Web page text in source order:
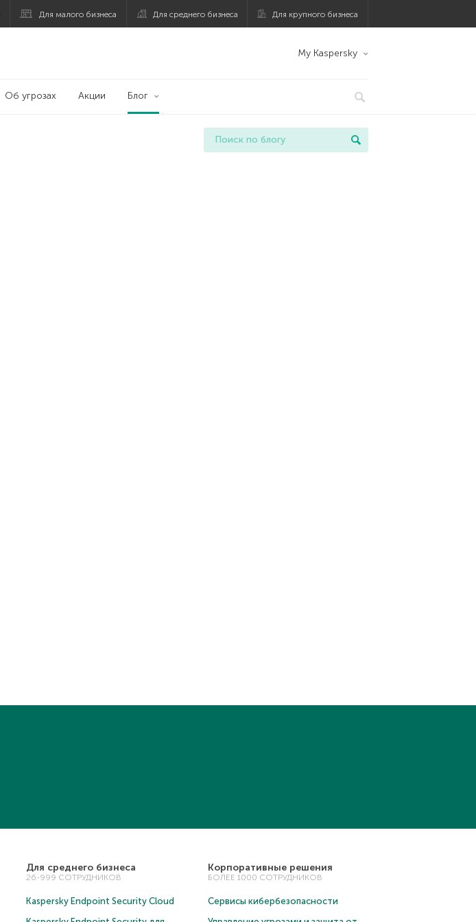
Для малого бизнеса Для среднего бизнеса Для крупного бизнеса
My Kaspersky
Об угрозах Акции Блог
Для среднего бизнеса
26-999 СОТРУДНИКОВ
Kaspersky Endpoint Security Cloud
Корпоративные решения
БОЛЕЕ 1000 СОТРУДНИКОВ
Сервисы кибербезопасности